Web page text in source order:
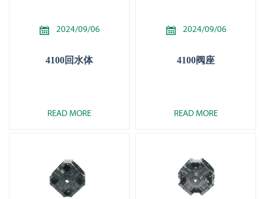
 2024/09/06
4100回水体
READ MORE
 2024/09/06
4100阀座
READ MORE